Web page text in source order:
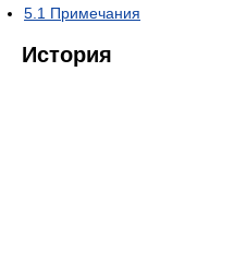
5.1 Примечания
История